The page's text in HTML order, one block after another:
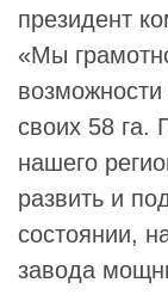
президент
«Мы
своих 58 га.
нашего
развить и
состоянии,
завода